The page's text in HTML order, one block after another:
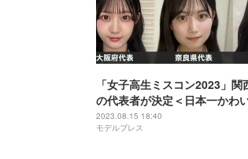
「女子高生ミスコン2023」関
の代表者が決定＜日本一かわ
生／SNS審査結果＞
2023.08.15 18:40
モデルプレス